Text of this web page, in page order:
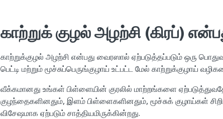
காற்றுக் குழல் அழற்சி (கிரப்)
காற்றுக்குழல் அழற்சி என்பது வைரஸால் ஏற்படுத்தப்படும் ஒரு
பெட்டி மற்றும் மூச்சுப்பெருங்குழாய் உட்பட்ட மேல் காற்றுக்குழாய்
வீக்கமானது உங்கள் பிள்ளையின் குரலில் மாற்றங்களை
குழந்தைகளினதும், இளம் பிள்ளைகளினதும், மூச்சுக் குழாய்கள்
விசேஷமாக ஏற்படும் சாத்தியமிருக்கின்றது.